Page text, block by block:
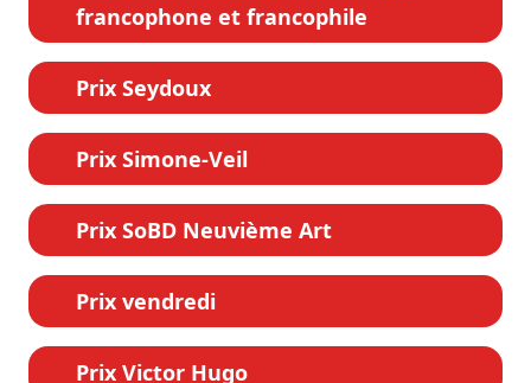
francophone et francophile
Prix Seydoux
Prix Simone-Veil
Prix SoBD Neuvième Art
Prix vendredi
Prix Victor Hugo